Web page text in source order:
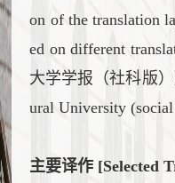
on of the translation
ed on different
大学学报（社科版
ural University
主要译作 [Selected